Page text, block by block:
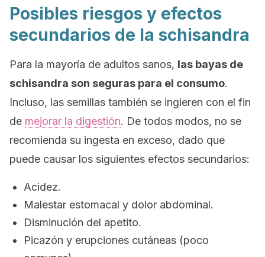
Posibles riesgos y efectos
secundarios de la schisandra
Para la mayoría de adultos sanos, las bayas de
schisandra son seguras para el consumo.
Incluso, las semillas también se ingieren con el fin
de mejorar la digestión. De todos modos, no se
recomienda su ingesta en exceso, dado que
puede causar los siguientes efectos secundarios:
Acidez.
Malestar estomacal y dolor abdominal.
Disminución del apetito.
Picazón y erupciones cutáneas (poco